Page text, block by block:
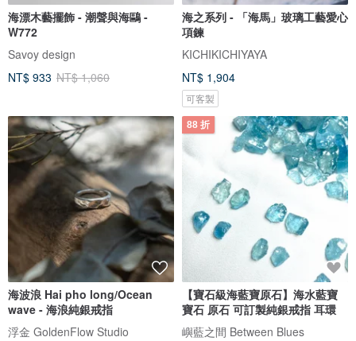
海漂木藝擺飾 - 潮聲與海鷗 -
W772
Savoy design
NT$ 933 NT$ 1,060
海之系列 - 「海馬」玻璃工藝愛心
項鍊
KICHIKICHIYAYA
NT$ 1,904
可客製
海波浪 Hai pho long/Ocean
wave - 海浪純銀戒指
浮金 GoldenFlow Studio
88 折
【寶石級海藍寶原石】海水藍寶
寶石 原石 可訂製純銀戒指 耳環
嶼藍之間 Between Blues